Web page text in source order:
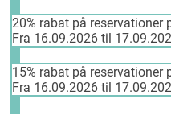
20% rabat på reservationer
Fra 16.09.2026 til
15% rabat på reservationer
Fra 16.09.2026 til